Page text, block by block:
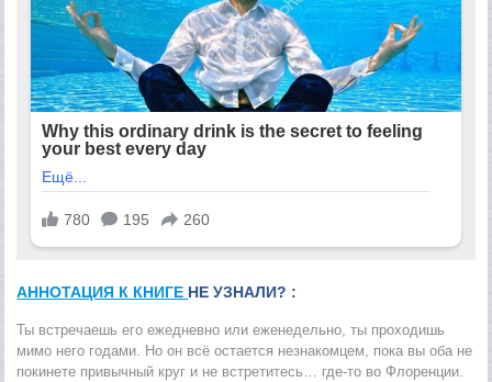
АННОТАЦИЯ К КНИГЕ НЕ УЗНАЛИ? :
Ты встречаешь его ежедневно или еженедельно, ты проходишь
мимо него годами. Но он всё остается незнакомцем, пока вы оба не
покинете привычный круг и не встретитесь… где-то во Флоренции.